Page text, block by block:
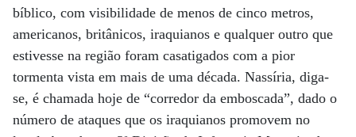
bíblico, com visibilidade de menos de cinco metros,
americanos, britânicos, iraquianos e qualquer outro que
estivesse na região foram casatigados com a pior
tormenta vista em mais de uma década. Nassíria, diga-
se, é chamada hoje de “corredor da emboscada”, dado o
número de ataques que os iraquianos promovem no